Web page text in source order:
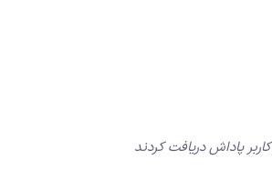
کاربر پاداش دریافت کردند